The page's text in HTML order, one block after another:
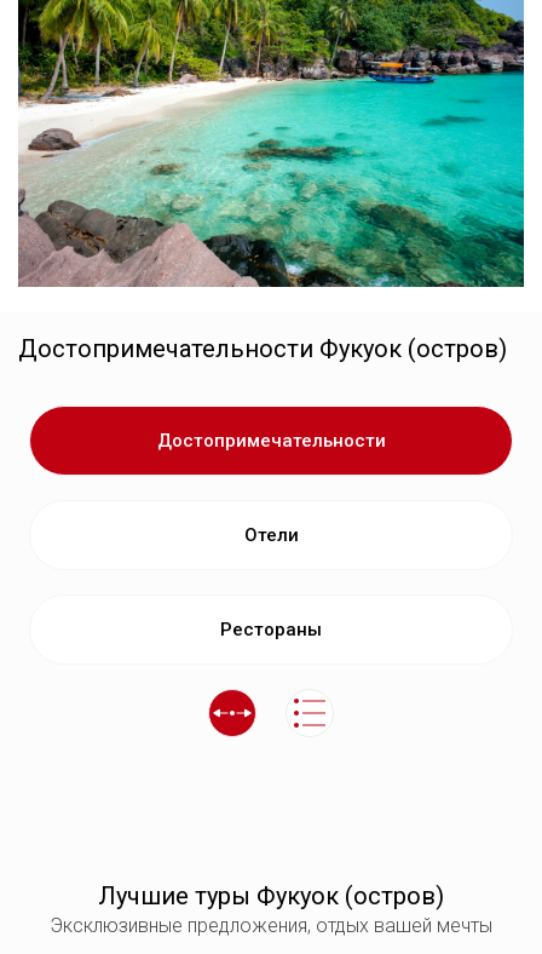
Достопримечательности Фукуок (остров)
Достопримечательности
Отели
Рестораны
Лучшие туры Фукуок (остров)
Эксклюзивные предложения, отдых вашей мечты